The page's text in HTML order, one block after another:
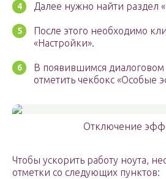
Далее нужно найти раздел
После этого необходимо
«Настройки».
В появившимся
отметить чекбокс «Особые
Отключение
Чтобы ускорить работу ноута,
отметки со следующих пунктов: